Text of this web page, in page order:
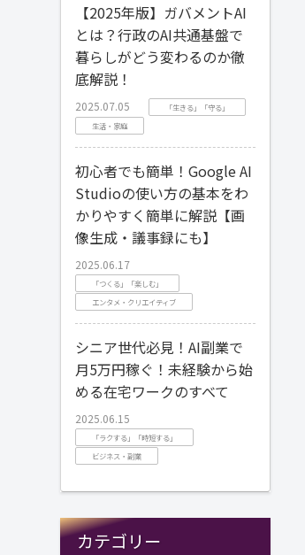
【2025年版】ガバメントAI
とは？行政のAI共通基盤で
暮らしがどう変わるのか徹
底解説！
2025.07.05
「生きる」「守る」
生活・家庭
初心者でも簡単！Google AI
Studioの使い方の基本をわ
かりやすく簡単に解説【画
像生成・議事録にも】
2025.06.17
「つくる」「楽しむ」
エンタメ・クリエイティブ
シニア世代必見！AI副業で
月5万円稼ぐ！未経験から始
める在宅ワークのすべて
2025.06.15
「ラクする」「時短する」
ビジネス・副業
カテゴリー